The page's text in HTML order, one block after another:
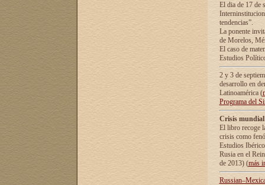
El dia de 17 de
tendencias”.
La ponente
de Morelos,
El caso de
Estudios
2 y 3 de
desarrollo en
Latinoamérica (
Programa del
Crisis
El libro recoge
crisis como
Estudios
Rusia en el
de 2013) (más